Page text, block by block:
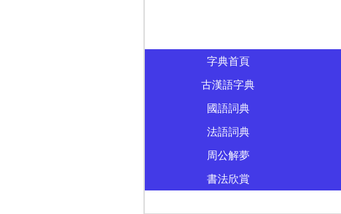
字典首頁
古漢語字典
國語詞典
法語詞典
周公解夢
書法欣賞